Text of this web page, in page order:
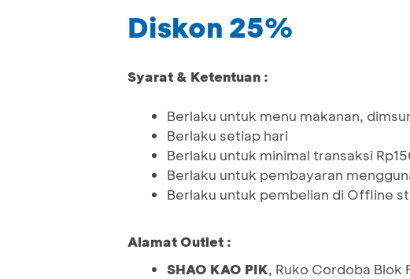
Diskon 25%
Syarat & Ketentuan :
Berlaku untuk menu makanan,
Berlaku setiap hari
Berlaku untuk minimal transaksi
Berlaku untuk pembayaran
Berlaku untuk pembelian di Offline
Alamat Outlet :
SHAO KAO PIK, Ruko Cordoba Blok